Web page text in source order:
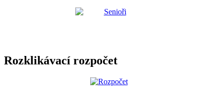
Rozklikávací rozpočet